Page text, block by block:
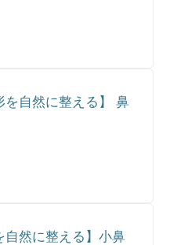
を自然に整える】 鼻
自然に整える】小鼻